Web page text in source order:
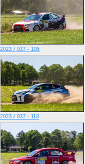
2023 / 037 - 105
2023 / 037 - 118